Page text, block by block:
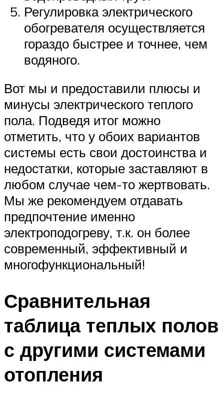
Регулировка электрического
обогревателя осуществляется
гораздо быстрее и точнее, чем
водяного.
Вот мы и предоставили плюсы и
минусы электрического теплого
пола. Подведя итог можно
отметить, что у обоих вариантов
системы есть свои достоинства и
недостатки, которые заставляют в
любом случае чем-то жертвовать.
Мы же рекомендуем отдавать
предпочтение именно
электроподогреву, т.к. он более
современный, эффективный и
многофункциональный!
Сравнительная
таблица теплых полов
с другими системами
отопления